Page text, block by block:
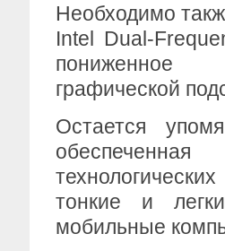
Необходимо
Intel Dual-
пониженное
графической
Остается
тонкие и
мобильные